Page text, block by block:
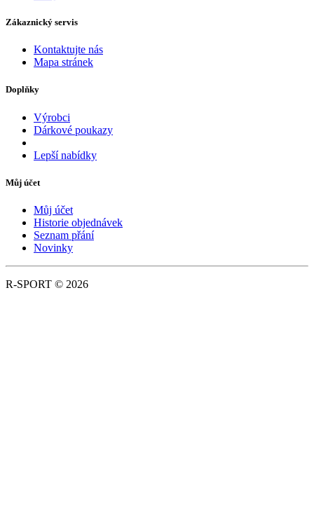
Zákaznický servis
Kontaktujte nás
Mapa stránek
Doplňky
Výrobci
Dárkové poukazy
Lepší nabídky
Můj účet
Můj účet
Historie objednávek
Seznam přání
Novinky
R-SPORT © 2026